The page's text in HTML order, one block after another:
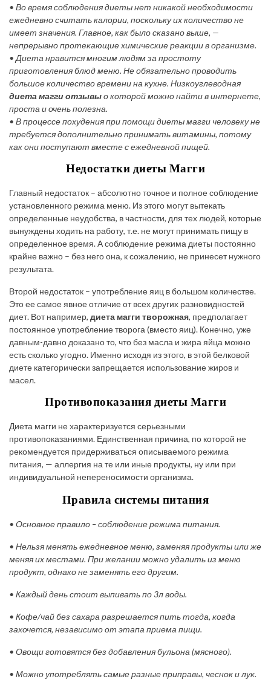
• Во время соблюдения диеты нет никакой необходимости
ежедневно считать калории, поскольку их количество не
имеет значения. Главное, как было сказано выше, —
непрерывно протекающие химические реакции в организме.
• Диета нравится многим людям за простоту
приготовления блюд меню. Не обязательно проводить
большое количество времени на кухне. Низкоуглеводная
диета магги отзывыо которой можно найти в интернете,
проста и очень полезна.
• В процессе похудения при помощи диеты магги человеку не
требуется дополнительно принимать витамины, потому
как они поступают вместе с ежедневной пищей.
Недостатки диеты Магги
Главный недостаток – абсолютно точное и полное соблюдение
установленного режима меню. Из этого могут вытекать
определенные неудобства, в частности, для тех людей, которые
вынуждены ходить на работу, т.е. не могут принимать пищу в
определенное время. А соблюдение режима диеты постоянно
крайне важно – без него она, к сожалению, не принесет нужного
результата.
Второй недостаток – употребление яиц в большом количестве.
Это ее самое явное отличие от всех других разновидностей
диет. Вот например, диета магги творожная, предполагает
постоянное употребление творога (вместо яиц). Конечно, уже
давным-давно доказано то, что без масла и жира яйца можно
есть сколько угодно. Именно исходя из этого, в этой белковой
диете категорически запрещается использование жиров и
масел.
Противопоказания диеты Магги
Диета магги не характеризуется серьезными
противопоказаниями. Единственная причина, по которой не
рекомендуется придерживаться описываемого режима
питания, — аллергия на те или иные продукты, ну или при
индивидуальной непереносимости организма.
Правила системы питания
• Основное правило – соблюдение режима питания.
• Нельзя менять ежедневное меню, заменяя продукты или же
меняя их местами. При желании можно удалить из меню
продукт, однако не заменять его другим.
• Каждый день стоит выпивать по 3л воды.
• Кофе/чай без сахара разрешается пить тогда, когда
захочется, независимо от этапа приема пищи.
• Овощи готовятся без добавления бульона (мясного).
• Можно употреблять самые разные приправы, чеснок и лук.